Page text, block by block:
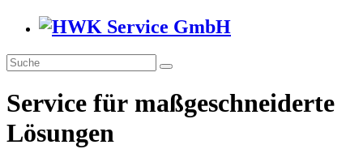
Service für maßgeschneiderte
Lösungen